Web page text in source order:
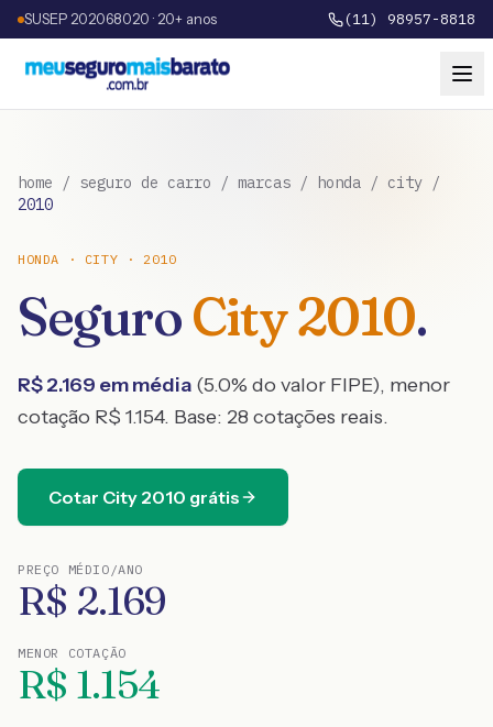
SUSEP 202068020 · 20+ anos (11) 98957-8818
home / seguro de carro / marcas / honda / city /
2010
HONDA · CITY · 2010
SeguroCity2010.
R$2.169 em média (5.0% do valor FIPE), menor
cotação R$ 1.154. Base: 28 cotações reais.
Cotar City 2010 grátis
PREÇO MÉDIO/ANO
R$ 2.169
MENOR COTAÇÃO
R$ 1.154